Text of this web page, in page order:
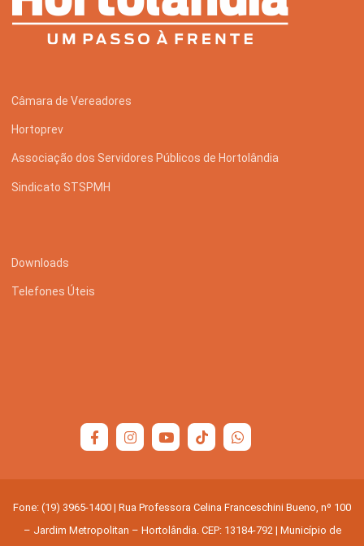
Câmara de Vereadores
Hortoprev
Associação dos Servidores Públicos de Hortolândia
Sindicato STSPMH
Downloads
Telefones Úteis
Fone: (19) 3965-1400 | Rua Professora Celina Franceschini Bueno, nº 100
– Jardim Metropolitan – Hortolândia. CEP: 13184-792 | Município de